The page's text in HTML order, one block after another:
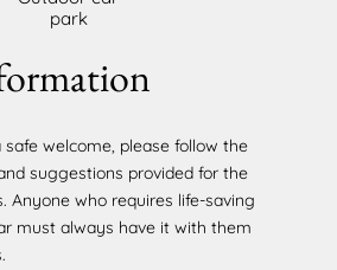
park
safe welcome, please follow the
suggestions provided for the
Anyone who requires life-saving
must always have it with them